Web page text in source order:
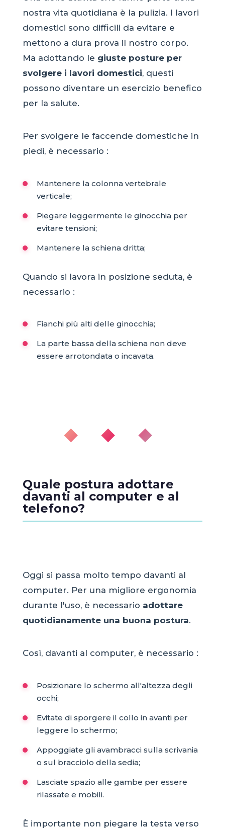
nostra vita quotidiana è la pulizia. I lavori
domestici sono difficili da evitare e
mettono a dura prova il nostro corpo.
Ma adottando le giuste posture per
svolgere i lavori domestici, questi
possono diventare un esercizio benefico
per la salute.
Per svolgere le faccende domestiche in
piedi, è necessario :
Mantenere la colonna vertebrale
verticale;
Piegare leggermente le ginocchia per
evitare tensioni;
Mantenere la schiena dritta;
Quando si lavora in posizione seduta, è
necessario :
Fianchi più alti delle ginocchia;
La parte bassa della schiena non deve
essere arrotondata o incavata.
◆ ◆ ◆
Quale postura adottare
davanti al computer e al
telefono?
Oggi si passa molto tempo davanti al
computer. Per una migliore ergonomia
durante l'uso, è necessario adottare
quotidianamente una buona postura.
Così, davanti al computer, è necessario :
Posizionare lo schermo all'altezza degli
occhi;
Evitate di sporgere il collo in avanti per
leggere lo schermo;
Appoggiate gli avambracci sulla scrivania
o sul bracciolo della sedia;
Lasciate spazio alle gambe per essere
rilassate e mobili.
È importante non piegare la testa verso